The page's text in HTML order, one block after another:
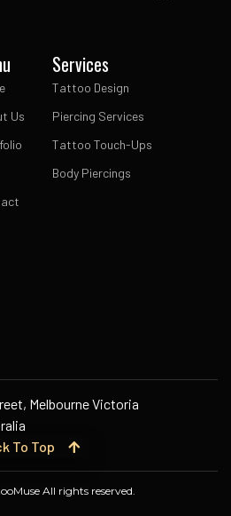
Us
Services
Tattoo Design
Piercing Services
Tattoo Touch-Ups
Body Piercings
Melbourne Victoria
To Top
All rights reserved.